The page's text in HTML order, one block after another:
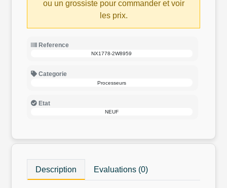
ou un grossiste pour commander et voir
les prix.
Reference
NX1778-2W8959
Categorie
Processeurs
Etat
NEUF
Description Evaluations (0)